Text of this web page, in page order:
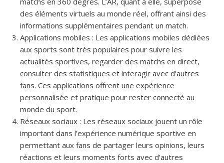
des éléments virtuels au monde réel, offrant ainsi des
informations supplémentaires pendant un match.
Applications mobiles : Les applications mobiles dédiées
aux sports sont très populaires pour suivre les
actualités sportives, regarder des matchs en direct,
consulter des statistiques et interagir avec d’autres
fans. Ces applications offrent une expérience
personnalisée et pratique pour rester connecté au
monde du sport.
Réseaux sociaux : Les réseaux sociaux jouent un rôle
important dans l’expérience numérique sportive en
permettant aux fans de partager leurs opinions, leurs
réactions et leurs moments forts avec d’autres